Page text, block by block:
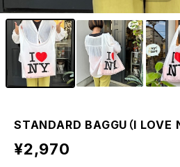
STANDARD BAGGU（I LOVE
¥2,970